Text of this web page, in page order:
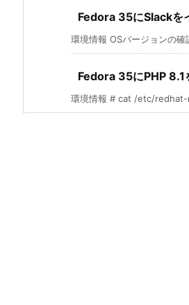
Fedora 35にSlackを
環境情報 OSバージョンの
Fedora 35にPHP 8.1
環境情報 # cat /etc/